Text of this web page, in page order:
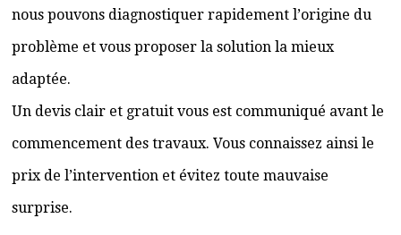
nous pouvons diagnostiquer rapidement l’origine du
problème et vous proposer la solution la mieux
adaptée.
Un devis clair et gratuit vous est communiqué avant le
commencement des travaux. Vous connaissez ainsi le
prix de l’intervention et évitez toute mauvaise
surprise.